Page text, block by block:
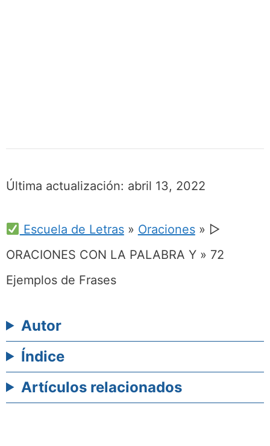
Última actualización: abril 13, 2022
Escuela de Letras» Oraciones» ▷
ORACIONES CON LA PALABRA Y » 72
Ejemplos de Frases
Autor
Índice
Artículos relacionados